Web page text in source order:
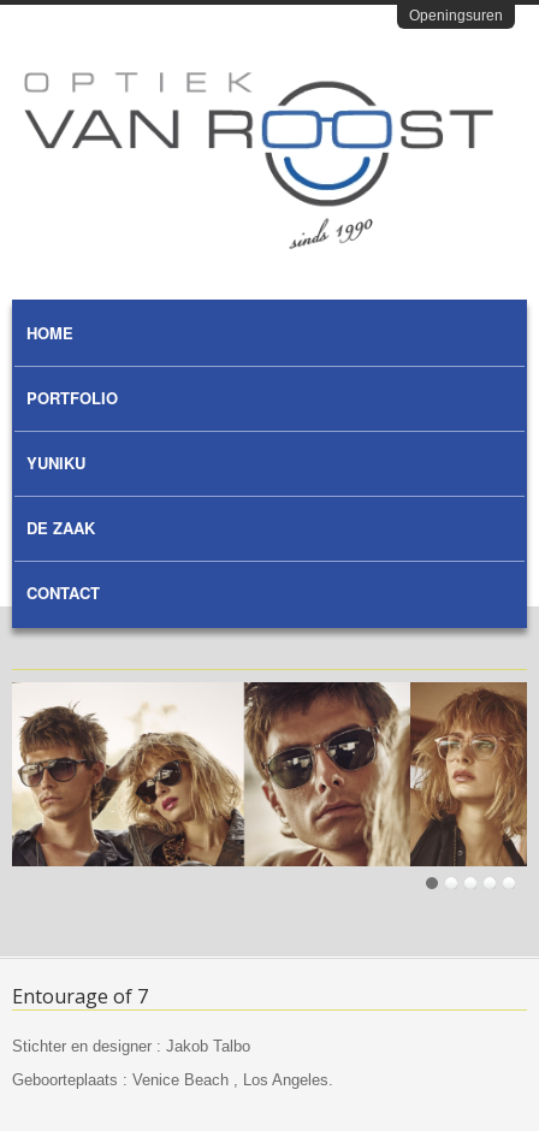
Openingsuren
Optiek
Van
HOME
PORTFOLIO
YUNIKU
DE ZAAK
CONTACT
Entourage of 7 slideshow
Entourage of 7
Stichter en designer : Jakob Talbo
Geboorteplaats : Venice Beach , Los Angeles.